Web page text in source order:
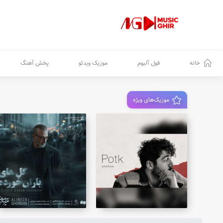
خانه فول آلبوم موزیک ویدئو پخش آهنگ
موزیک‌های ویژه